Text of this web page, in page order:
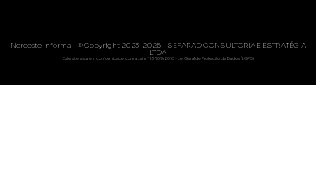
Noroeste Informa - © Copyright 2023-2025 - SEFARAD CONSULTORIA E ESTRATÉGIA
LTDA
Este site está em conformidade com a Lei nº 13.709/2018 - Lei Geral de Proteção de Dados (LGPD)